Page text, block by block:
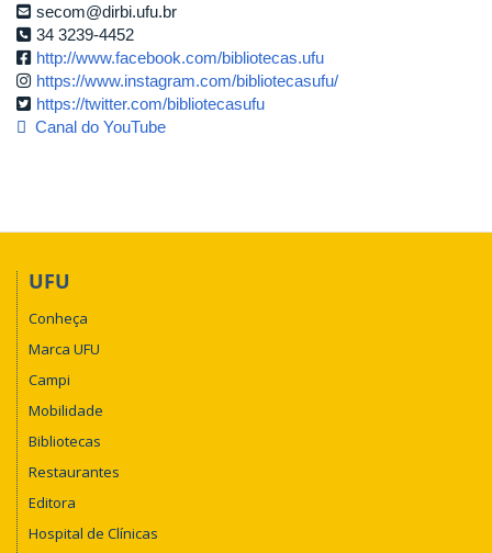
secom@dirbi.ufu.br
34 3239-4452
http://www.facebook.com/bibliotecas.ufu
https://www.instagram.com/bibliotecasufu/
https://twitter.com/bibliotecasufu
Canal do YouTube
UFU
Conheça
Marca UFU
Campi
Mobilidade
Bibliotecas
Restaurantes
Editora
Hospital de Clínicas